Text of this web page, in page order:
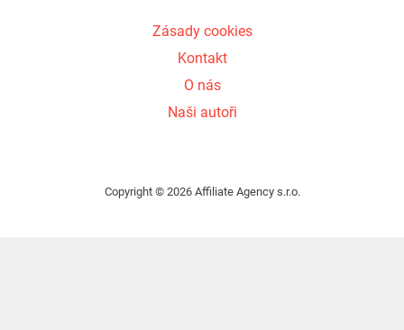
Zásady cookies
Kontakt
O nás
Naši autoři
Copyright © 2026 Affiliate Agency s.r.o.